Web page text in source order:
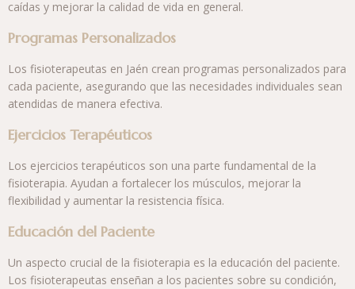
caídas y mejorar la calidad de vida en general.
Programas Personalizados
Los fisioterapeutas en Jaén crean programas personalizados para
cada paciente, asegurando que las necesidades individuales sean
atendidas de manera efectiva.
Ejercicios Terapéuticos
Los ejercicios terapéuticos son una parte fundamental de la
fisioterapia. Ayudan a fortalecer los músculos, mejorar la
flexibilidad y aumentar la resistencia física.
Educación del Paciente
Un aspecto crucial de la fisioterapia es la educación del paciente.
Los fisioterapeutas enseñan a los pacientes sobre su condición,